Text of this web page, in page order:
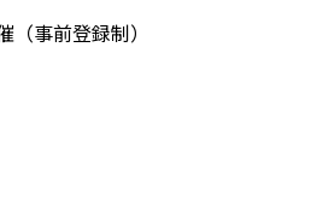
事前登録制）